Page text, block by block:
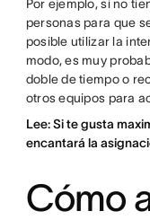
Por ejemplo, si no
personas para que
posible utilizar la
modo, es muy
doble de tiempo o
otros equipos para
Lee: Si te gusta
encantará la
Cómo